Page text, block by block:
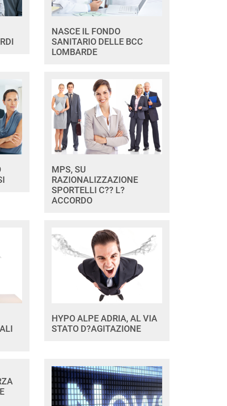
NASCE IL FONDO
SANITARIO DELLE BCC
LOMBARDE
MPS, SU
RAZIONALIZZAZIONE
SPORTELLI C?? L?
ACCORDO
HYPO ALPE ADRIA, AL VIA
STATO D?AGITAZIONE